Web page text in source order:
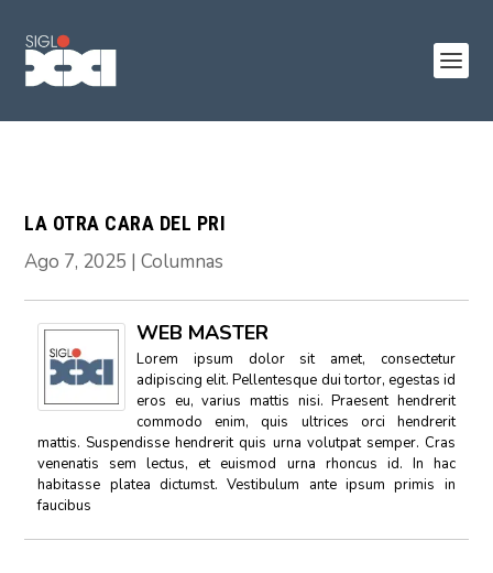
LA OTRA CARA DEL PRI
Ago 7, 2025 |Columnas
WEB MASTER
Lorem ipsum dolor sit amet, consectetur
adipiscing elit. Pellentesque dui tortor, egestas id
eros eu, varius mattis nisi. Praesent hendrerit
commodo enim, quis ultrices orci hendrerit
mattis. Suspendisse hendrerit quis urna volutpat semper. Cras
venenatis sem lectus, et euismod urna rhoncus id. In hac
habitasse platea dictumst. Vestibulum ante ipsum primis in
faucibus